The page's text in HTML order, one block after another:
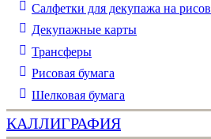
Салфетки для декупажа на
Декупажные карты
Трансферы
Рисовая бумага
Шелковая бумага
КАЛЛИГРАФИЯ